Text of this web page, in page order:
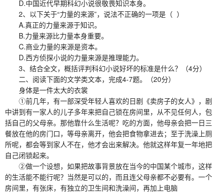
D.中国近代早期科幻小说很敬畏知识本身。
2、以下关于“力量的来源”，说法不正确的一项是（ ）
A.真正的力量来源于知识。
B.力量来源比力量本身重要。
C.商业力量的来源是资本。
D.西方侦探小说的力量来源是推理能力。
3、结合全文，概括评判科幻小说好坏的标准是什么？（4分）
二、阅读下面的文学类文本，完成4-7题。（20分）
身体是一件太大的衣裳
①前几年，有一部深受年轻人喜欢的日剧《卖房子的女人》，剧
中讲到有一家人的儿子多年来把自己锁在房间里，从不见任何人，包
括自己的父母亲。那他靠什么生活呢？吃的方面，他母亲会把一日三
餐放在他的房门口，等母亲离开，他会把食物拿进去；至于洗澡上厕
所呢，都会等到家人不在，他才会出来解决。他就这样年复一年地把
自己闭锁起来。
②做一个设想，如果把故事背景放在当今的中国某个城市，这样
的生活能不能行呢？当然是可以的，而且连父母亲都不必要有。一个
房间里，有张床，有独立的卫生间和洗澡间，再加上电脑